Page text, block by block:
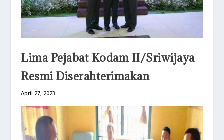
Lima Pejabat Kodam II/Sriwijaya
Resmi Diserahterimakan
April 27, 2023